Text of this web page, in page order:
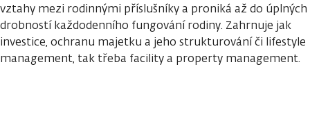
vztahy mezi rodinnými příslušníky a proniká až do úplných
drobností každodenního fungování rodiny. Zahrnuje jak
investice, ochranu majetku a jeho strukturování či lifestyle
management, tak třeba facility a property management.